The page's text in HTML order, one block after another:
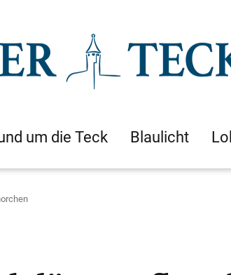
um die Teck Blaulicht